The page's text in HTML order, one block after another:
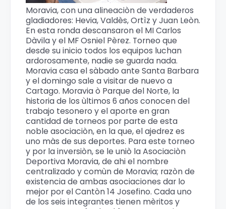
Moravia, con una alineaciòn de verdaderos
gladiadores: Hevia, Valdès, Ortìz y Juan Leòn.
En esta ronda descansaron el MI Carlos
Dàvila y el MF Osniel Pèrez. Torneo que
desde su inicio todos los equipos luchan
ardorosamente, nadie se guarda nada.
Moravia casa el sàbado ante Santa Barbara
y el domingo sale a visitar de nuevo a
Cartago. Moravia ò Parque del Norte, la
historia de los ùltimos 6 años conocen del
trabajo tesonero y el aporte en gran
cantidad de torneos por parte de esta
noble asociaciòn, en la que, el ajedrez es
uno màs de sus deportes. Para este torneo
y por la inversiòn, se le uniò la Asociaciòn
Deportiva Moravia, de ahi el nombre
centralizado y comùn de Moravia; razòn de
existencia de ambas asociaciones dar lo
mejor por el Cantòn 14 Josefino. Cada uno
de los seis integrantes tienen mèritos y